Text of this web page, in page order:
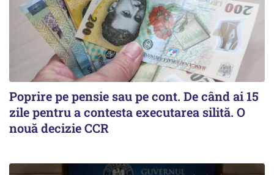
Poprire pe pensie sau pe cont. De când ai 15
zile pentru a contesta executarea silită. O
nouă decizie CCR